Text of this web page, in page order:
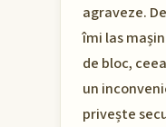
agraveze.
îmi las
de bloc,
un
privește